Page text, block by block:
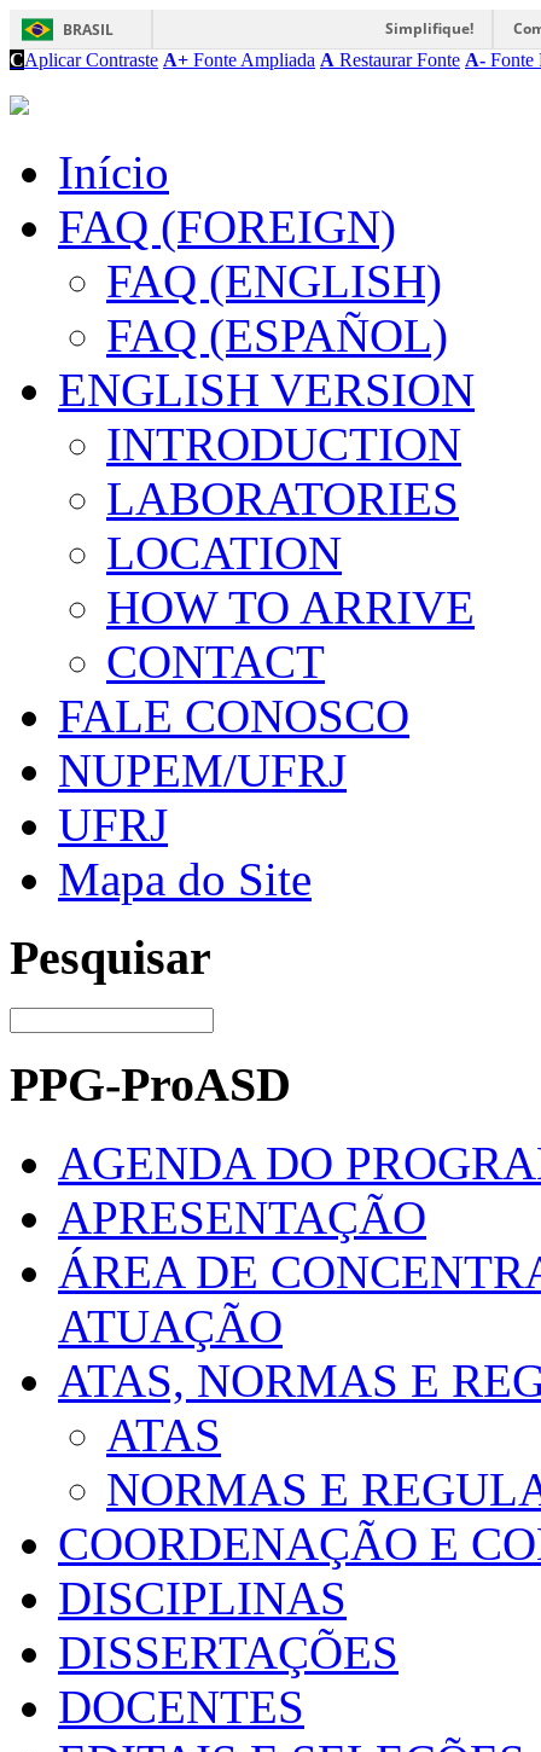
BRASIL Simplifique!
CAplicar Contraste A+ Fonte Ampliada A Restaurar Fonte A- Fonte
Início
FAQ (FOREIGN)
FAQ (ENGLISH)
FAQ (ESPAÑOL)
ENGLISH VERSION
INTRODUCTION
LABORATORIES
LOCATION
HOW TO ARRIVE
CONTACT
FALE CONOSCO
NUPEM/UFRJ
UFRJ
Mapa do Site
Pesquisar
PPG-ProASD
AGENDA DO
APRESENTAÇÃO
ÁREA DE
ATUAÇÃO
ATAS, NORMAS E
ATAS
NORMAS E
COORDENAÇÃO E
DISCIPLINAS
DISSERTAÇÕES
DOCENTES